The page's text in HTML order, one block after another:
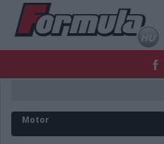
FORMULA
Motor